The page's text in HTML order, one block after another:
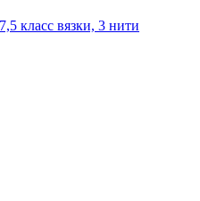
класс вязки, 3 нити